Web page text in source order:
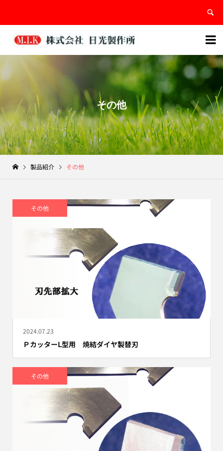


その他
製品紹介 その他
2024.07.23
ＰカッターⅬ型用 焼結ダイヤ製替刃
その他
その他